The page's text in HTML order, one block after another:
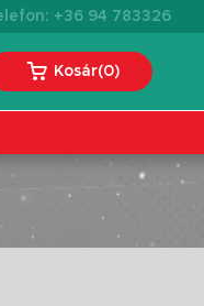
+36 94 783326
Kosár(0)